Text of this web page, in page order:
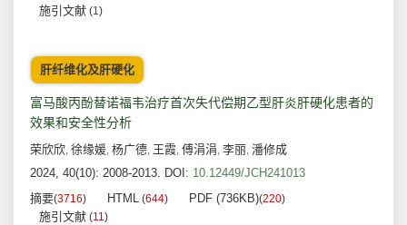
施引文献 (1)
肝纤维化及肝硬化
富马酸丙酚替诺福韦治疗首次失代偿期乙型肝炎肝硬化患者的
效果和安全性分析
荣欣欣, 徐缘媛, 杨广德, 王霞, 傅涓涓, 李丽, 潘修成
2024, 40(10): 2008-2013. DOI: 10.12449/JCH241013
摘要(3716) HTML (644) PDF (736KB)(220)
施引文献 (11)